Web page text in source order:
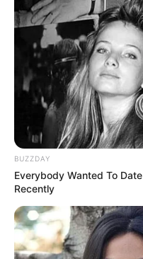
Погода на 10 дней от
Новини
Попит на
аналітика
джерело, з якого
сталося? (фото, відео)
До $20 тисяч за
розслідують схему з
BUZZDAY
Everybody Wanted To
Recently